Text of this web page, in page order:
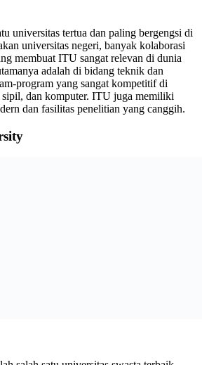
universitas tertua dan paling bergengsi di
universitas negeri, banyak kolaborasi
membuat ITU sangat relevan di dunia
adalah di bidang teknik dan
program yang sangat kompetitif di
dan komputer. ITU juga memiliki
dan fasilitas penelitian yang canggih.